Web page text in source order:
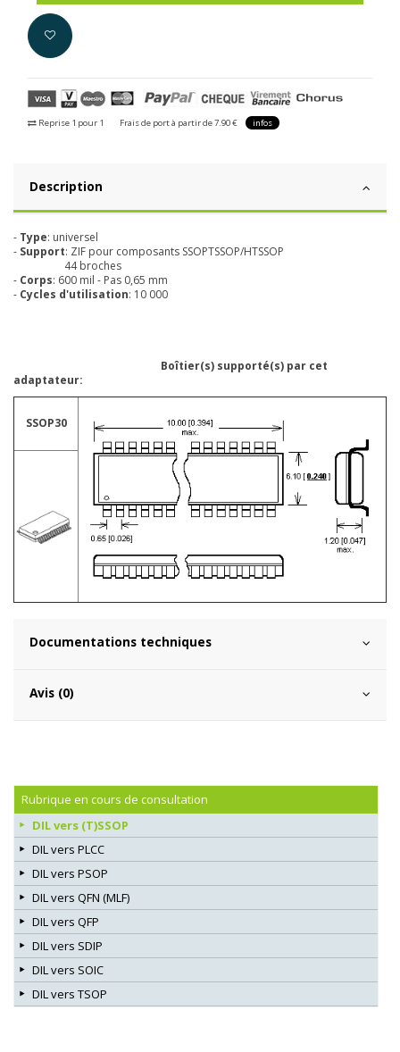
Reprise 1 pour 1 Frais de port à partir de 7.90 € infos
Description
- Type: universel
- Support: ZIF pour composants SSOPTSSOP/HTSSOP
44 broches
- Corps: 600 mil - Pas 0,65 mm
- Cycles d'utilisation: 10 000
Boîtier(s) supporté(s) par cet
adaptateur:
SSOP30
Documentations techniques
Avis (0)
Rubrique en cours de consultation
DIL vers (T)SSOP
DIL vers PLCC
DIL vers PSOP
DIL vers QFN (MLF)
DIL vers QFP
DIL vers SDIP
DIL vers SOIC
DIL vers TSOP